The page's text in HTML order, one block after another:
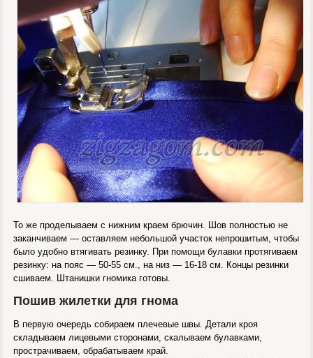
То же проделываем с нижним краем брючин. Шов полностью не
заканчиваем — оставляем небольшой участок непрошитым, чтобы
было удобно втягивать резинку. При помощи булавки протягиваем
резинку: на пояс — 50-55 см., на низ — 16-18 см. Концы резинки
сшиваем. Штанишки гномика готовы.
Пошив жилетки для гнома
В первую очередь собираем плечевые швы. Детали кроя
складываем лицевыми сторонами, скалываем булавками,
прострачиваем, обрабатываем край.